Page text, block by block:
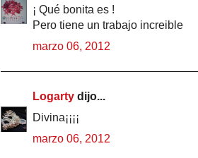
¡ Qué bonita es !
Pero tiene un trabajo increible
marzo 06, 2012
Logarty dijo...
Divina¡¡¡¡
marzo 06, 2012